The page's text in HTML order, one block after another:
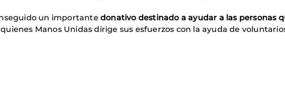
un importante donativo destinado a ayudar a las personas
Manos Unidas dirige sus esfuerzos con la ayuda de